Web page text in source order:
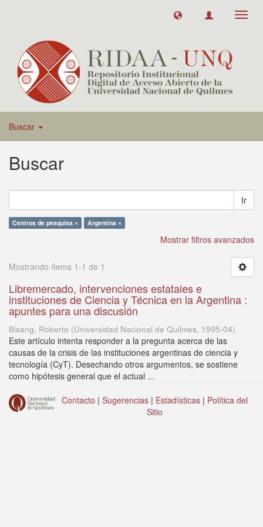
Buscar
Buscar
Ir
Centros de pesquisa × Argentina ×
Mostrar filtros avanzados
Mostrando ítems 1-1 de 1
Libremercado, intervenciones estatales e
instituciones de Ciencia y Técnica en la Argentina :
apuntes para una discusión
Bisang, Roberto (Universidad Nacional de Quilmes, 1995-04)
Este artículo intenta responder a la pregunta acerca de las
causas de la crisis de las instituciones argentinas de ciencia y
tecnología (CyT). Desechando otros argumentos, se sostiene
como hipótesis general que el actual ...
Contacto | Sugerencias | Estadísticas | Política del
Sitio